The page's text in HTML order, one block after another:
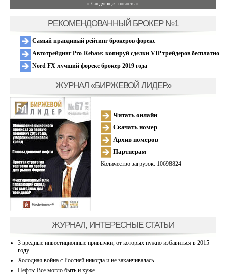
» Следующая новость »
РЕКОМЕНДОВАННЫЙ БРОКЕР №1
Самый правдивый рейтинг брокеров форекс
Автотрейдинг Pro-Rebate: копируй сделки VIP трейдеров бесплатно
Nord FX лучший форекс брокер 2019 года
ЖУРНАЛ «БИРЖЕВОЙ ЛИДЕР»
Читать онлайн
Скачать номер
Архив номеров
Партнерам
Количество загрузок: 10698824
ЖУРНАЛ, ИНТЕРЕСНЫЕ СТАТЬИ
3 вредные инвестиционные привычки, от которых нужно избавиться в 2015
году
Холодная война с Россией никогда и не заканчивалась
Нефть: Все могло быть и хуже…